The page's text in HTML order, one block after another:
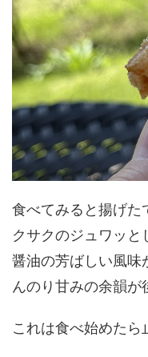
食べてみると揚げた
クサクのジュワッと
醤油の芳ばしい風味
んのり甘みの余韻が
これは食べ始めたら